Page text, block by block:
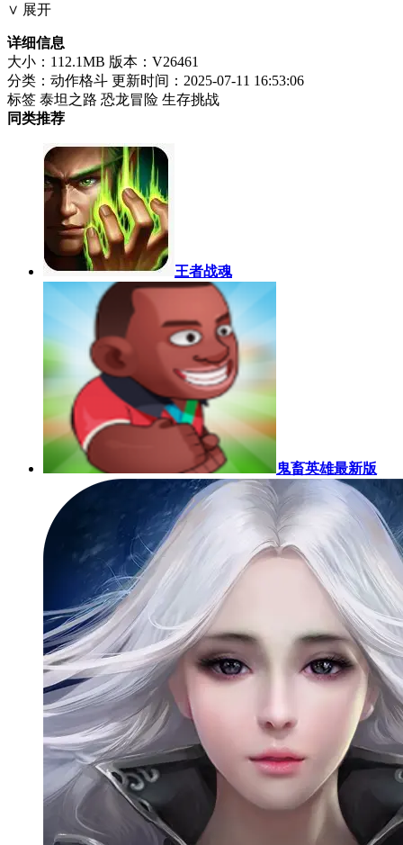
∨ 展开
详细信息
大小：112.1MB 版本：V26461
分类：动作格斗 更新时间：2025-07-11 16:53:06
标签 泰坦之路 恐龙冒险 生存挑战
同类推荐
王者战魂
鬼畜英雄最新版